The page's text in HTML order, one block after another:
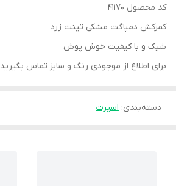
کد محصول 41170
کمرکش دمپاگت مشکی تینت زرد
شیک و با کیفیت خوش پوش
برای اطلاع از موجودی رنگ و سایز تماس بگیرید
دسته‌بندی: اسپرت